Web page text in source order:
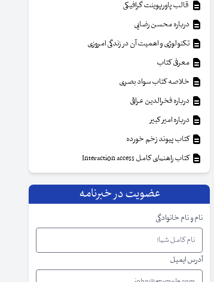
قالب پاورپوینت گرافیکی
درباره محسن رضایی
تکنولوژی و اهمیت آن در زندگی امروزی
معرفی کتاب
خلاصه کتاب سواد بصری
درباره فخرالدین عراقی
درباره امیر کبیر
کتاب پیوند زخم خورده
کتاب راهنمای کامل Interaction access
عضویت در خبرنامه
نام و نام خانوادگی
آدرس ایمیل